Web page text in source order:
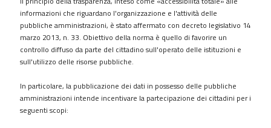
Enti
controllati
Attività
e
procedimenti
Controlli
sulle
informazioni che riguardano l'organizzazione e l'attività delle
pubbliche amministrazioni, è stato affermato con decreto legislativo 14
marzo 2013, n. 33. Obiettivo della norma è quello di favorire un
controllo diffuso da parte del cittadino sull'operato delle istituzioni e
sull'utilizzo delle risorse pubbliche.
In particolare, la pubblicazione dei dati in possesso delle pubbliche
amministrazioni intende incentivare la partecipazione dei cittadini per i
seguenti scopi: